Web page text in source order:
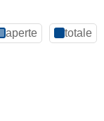
aperte totale